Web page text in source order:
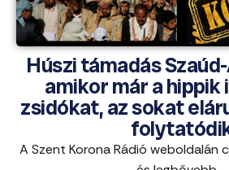
Húszi támadás
amikor már a hippik
zsidókat, az sokat
A Szent Korona Rádió weboldalán